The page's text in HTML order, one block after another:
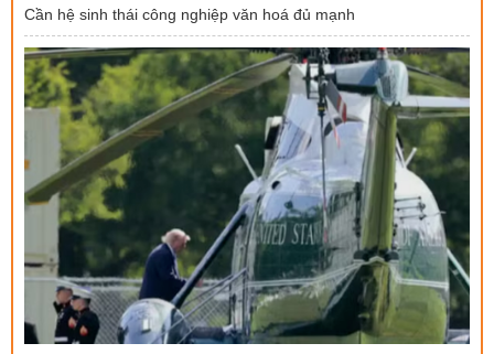
Cần hệ sinh thái công nghiệp văn hoá đủ mạnh